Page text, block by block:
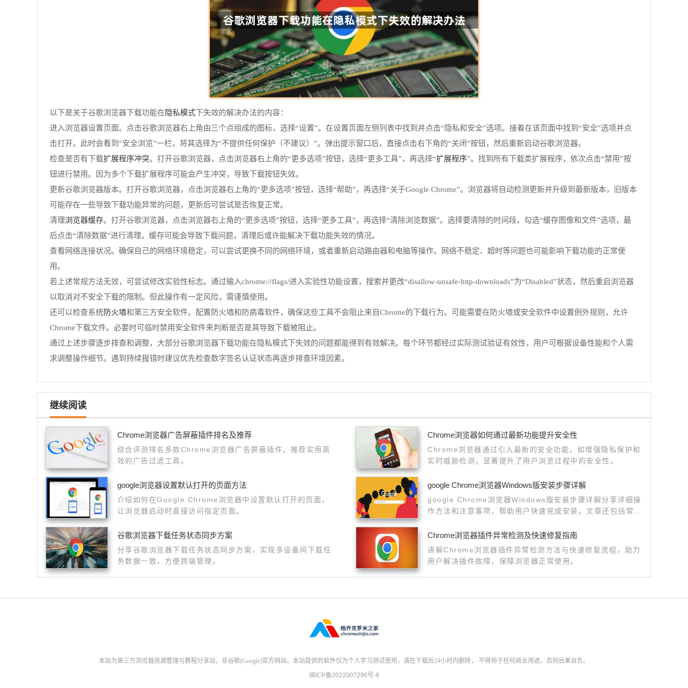
以下是关于谷歌浏览器下载功能在隐私模式 下失效的解决办法的内容：
进入浏览器设置页面。点击谷歌浏览器右上角由三个点组成的图标，选择“设置”。在设置页面左侧列表中找到并点击“隐私和安全”选项。接着在该页面中找到“安全”选项并点
击打开。此时会看到“安全浏览”一栏，将其选择为“不提供任何保护（不建议）”。弹出提示窗口后，直接点击右下角的“关闭”按钮，然后重新启动谷歌浏览器。
检查是否有下载扩展程序冲突。打开谷歌浏览器，点击浏览器右上角的“更多选项”按钮，选择“更多工具”，再选择“扩展程序”。找到所有下载类扩展程序，依次点击“禁用”按
钮进行禁用。因为多个下载扩展程序可能会产生冲突，导致下载按钮失效。
更新谷歌浏览器版本。打开谷歌浏览器，点击浏览器右上角的“更多选项”按钮，选择“帮助”，再选择“关于Google Chrome”。浏览器将自动检测更新并升级到最新版本，旧版本
可能存在一些导致下载功能异常的问题，更新后可尝试是否恢复正常。
清理浏览器缓存。打开谷歌浏览器，点击浏览器右上角的“更多选项”按钮，选择“更多工具”，再选择“清除浏览数据”。选择要清除的时间段，勾选“缓存图像和文件”选项，最
后点击“清除数据”进行清理。缓存可能会导致下载问题，清理后或许能解决下载功能失效的情况。
查看网络连接状况。确保自己的网络环境稳定，可以尝试更换不同的网络环境，或者重新启动路由器和电脑等操作。网络不稳定、超时等问题也可能影响下载功能的正常使
用。
若上述常规方法无效，可尝试修改实验性标志。通过输入chrome://flags/进入实验性功能设置，搜索并更改“disallow-unsafe-http-downloads”为“Disabled”状态，然后重启浏览器
以取消对不安全下载的限制。但此操作有一定风险，需谨慎使用。
还可以检查系统防火墙和第三方安全软件。配置防火墙和防病毒软件，确保这些工具不会阻止来自Chrome的下载行为。可能需要在防火墙或安全软件中设置例外规则，允许
Chrome下载文件。必要时可临时禁用安全软件来判断是否是其导致下载被阻止。
通过上述步骤逐步排查和调整，大部分谷歌浏览器下载功能在隐私模式下失效的问题都能得到有效解决。每个环节都经过实际测试验证有效性，用户可根据设备性能和个人需
求调整操作细节。遇到持续报错时建议优先检查数字签名认证状态再逐步排查环境因素。
继续阅读
Chrome浏览器广告屏蔽插件排名及推荐
综合评测排名多款Chrome浏览器广告屏蔽插件，推荐实用高
效的广告过滤工具。
Chrome浏览器如何通过最新功能提升安全性
Chrome浏览器通过引入最新的安全功能，如增强隐私保护和
实时威胁检测，显著提升了用户浏览过程中的安全性。
google浏览器设置默认打开的页面方法
介绍如何在Google Chrome浏览器中设置默认打开的页面，
让浏览器启动时直接访问指定页面。
google Chrome浏览器Windows版安装步骤详解
google Chrome浏览器Windows版安装步骤详解分享详细操
作方法和注意事项，帮助用户快速完成安装。文章还包括常见
用体验。
谷歌浏览器下载任务状态同步方案
分享谷歌浏览器下载任务状态同步方案，实现多设备间下载任
务数据一致，方便跨端管理。
Chrome浏览器插件异常检测及快速修复指南
讲解Chrome浏览器插件异常检测方法与快速修复流程，助力
用户解决插件故障，保障浏览器正常使用。
本站为第三方浏览器资源整理与教程分享站，非谷歌(Google)官方网站。本站提供的软件仅为个人学习测试使用，请在下载后24小时内删除，
不得用于任何商业用途，否则后果自负。
闽ICP备2022007296号-8